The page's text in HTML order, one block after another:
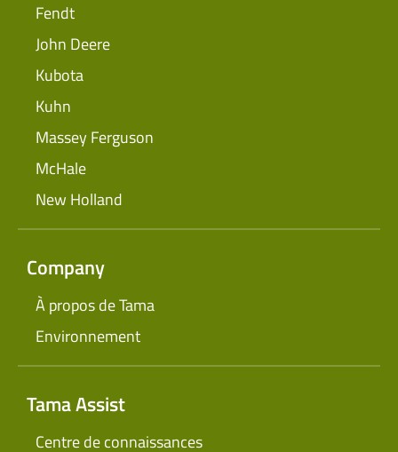
Fendt
John Deere
Kubota
Kuhn
Massey Ferguson
McHale
New Holland
Company
À propos de Tama
Environnement
Tama Assist
Centre de connaissances